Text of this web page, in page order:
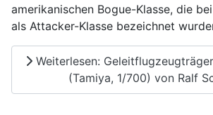
amerikanischen Bogue-Klasse, die
als Attacker-Klasse bezeichnet
Weiterlesen:
(Tamiya, 1/700) von Ralf